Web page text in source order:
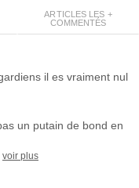
ARTICLES LES +
COMMENTÉS
il es vraiment nul
un putain de bond en
voir plus